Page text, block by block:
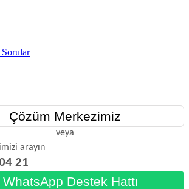
Sorular
Çözüm Merkezimiz
veya
arayın
21
WhatsApp Destek Hattı